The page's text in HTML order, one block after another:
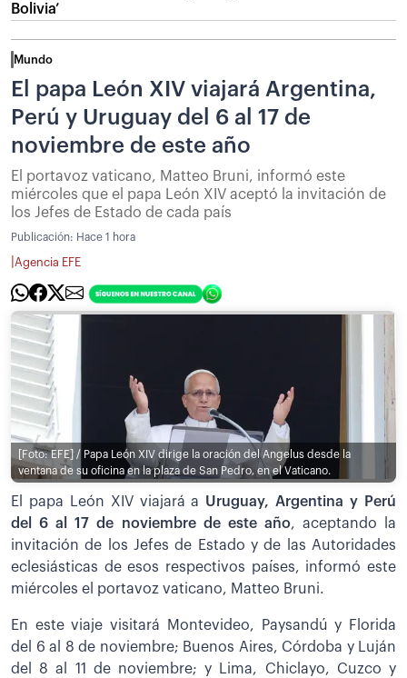
Bolivia’
Mundo
El papa León XIV viajará Argentina,
Perú y Uruguay del 6 al 17 de
noviembre de este año
El portavoz vaticano, Matteo Bruni, informó este
miércoles que el papa León XIV aceptó la invitación de
los Jefes de Estado de cada país
Publicación: Hace 1 hora
Agencia EFE
[Foto: EFE] / Papa León XIV dirige la oración del Angelus desde la
ventana de su oficina en la plaza de San Pedro, en el Vaticano.
El papa León XIV viajará a Uruguay, Argentina y Perú
del 6 al 17 de noviembre de este año, aceptando la
invitación de los Jefes de Estado y de las Autoridades
eclesiásticas de esos respectivos países, informó este
miércoles el portavoz vaticano, Matteo Bruni.
En este viaje visitará Montevideo, Paysandú y Florida
del 6 al 8 de noviembre; Buenos Aires, Córdoba y Luján
del 8 al 11 de noviembre; y Lima, Chiclayo, Cuzco y